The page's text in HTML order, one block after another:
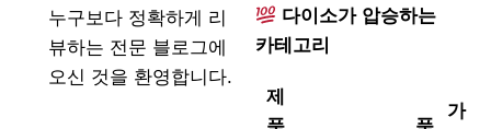
누구보다 정확하게 리
뷰하는 전문 블로그에
오신 것을 환영합니다.
다이소가 압승하는
카테고리
제
가